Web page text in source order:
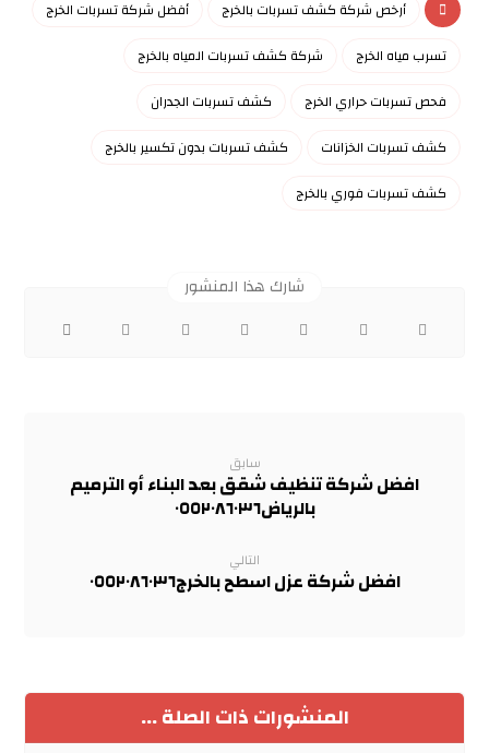
أرخص شركة كشف تسربات بالخرج
أفضل شركة تسربات الخرج
تسرب مياه الخرج
شركة كشف تسربات المياه بالخرج
فحص تسربات حراري الخرج
كشف تسربات الجدران
كشف تسربات الخزانات
كشف تسربات بدون تكسير بالخرج
كشف تسربات فوري بالخرج
سابق
افضل شركة تنظيف شقق بعد البناء أو الترميم
بالرياض٠٥٥٢٠٨٦٠٣٦
التالي
افضل شركة عزل اسطح بالخرج٠٥٥٢٠٨٦٠٣٦
المنشورات ذات الصلة ...